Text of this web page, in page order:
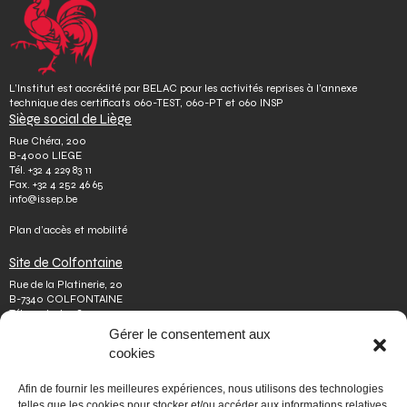
Gérer le consentement aux
cookies
Afin de fournir les meilleures expériences, nous utilisons des technologies
L’Institut est accrédité par BELAC pour les activités reprises à l’annexe
technique des certificats 060-TEST, 060-PT et 060 INSP
Siège social de Liège
Rue Chéra, 200
B-4000 LIEGE
Tél. +32 4 229 83 11
Fax. +32 4 252 46 65
info@issep.be
Plan d’accès et mobilité
Site de Colfontaine
Rue de la Platinerie, 20
B-7340 COLFONTAINE
Tél.+32 65 610 813
colfontaine@issep.be
Qui sommes-nous